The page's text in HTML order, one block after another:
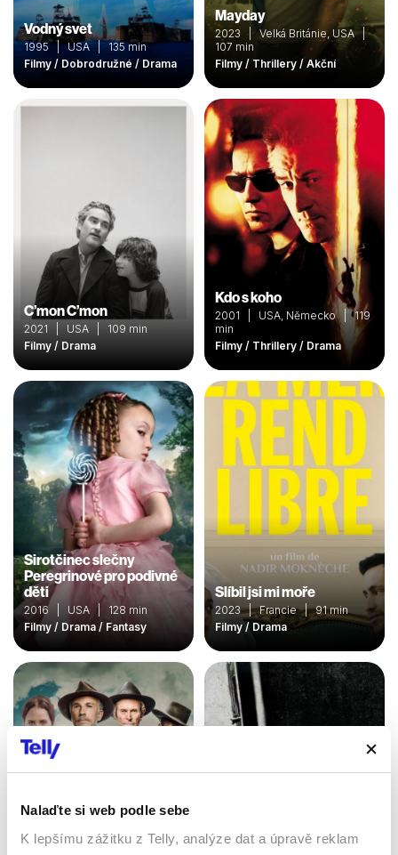
Nalaďte si web podle sebe
K lepšímu zážitku z Telly, analýze dat a úpravě reklam
Vodný svet
1995 | USA | 135 min
Filmy / Dobrodružné / Drama
Mayday
2023 | Velká Británie, USA |
107 min
Filmy / Thrillery / Akční
C’mon C’mon
2021 | USA | 109 min
Filmy / Drama
Kdo s koho
2001 | USA, Německo | 119
min
Filmy / Thrillery / Drama
Sirotčinec slečny
Peregrinové pro podivné
děti
2016 | USA | 128 min
Filmy / Drama / Fantasy
Slíbil jsi mi moře
2023 | Francie | 91 min
Filmy / Drama
Lovec hlav